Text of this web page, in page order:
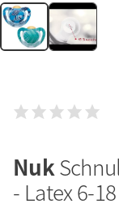
Nuk
- Latex 6-